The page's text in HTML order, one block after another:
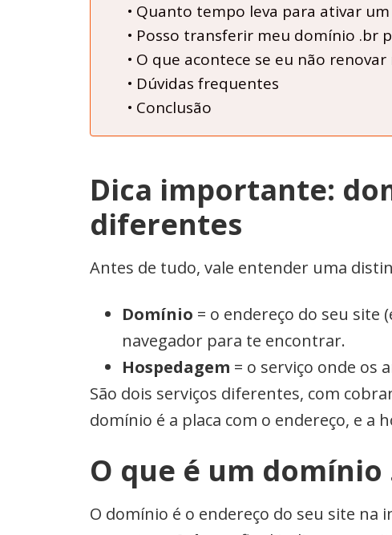
Quanto tempo leva para ativar
Posso transferir meu domínio .br
O que acontece se eu não
Dúvidas frequentes
Conclusão
Dica importante:
diferentes
Antes de tudo, vale entender uma
Domínio = o endereço do seu site
navegador para te encontrar.
Hospedagem = o serviço onde os
São dois serviços diferentes, com
domínio é a placa com o endereço, e a
O que é um
O domínio é o endereço do seu site